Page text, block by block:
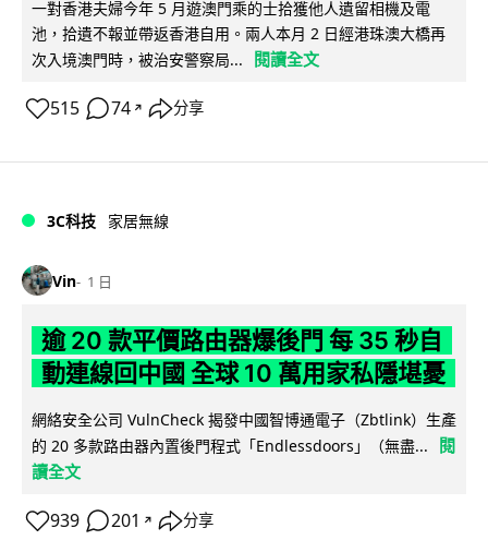
一對香港夫婦今年 5 月遊澳門乘的士拾獲他人遺留相機及電
池，拾遺不報並帶返香港自用。兩人本月 2 日經港珠澳大橋再
次入境澳門時，被治安警察局...
閱讀全文
515 74 ↗ 分享
3C科技 家居無線
Vin 1 日
逾 20 款平價路由器爆後門 每 35 秒自
動連線回中國 全球 10 萬用家私隱堪憂
網絡安全公司 VulnCheck 揭發中國智博通電子（Zbtlink）生產
的 20 多款路由器內置後門程式「Endlessdoors」（無盡...
閱
讀全文
939 201 ↗ 分享